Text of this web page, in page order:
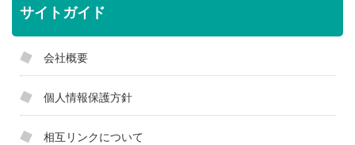
サイトガイド
会社概要
個人情報保護方針
相互リンクについて